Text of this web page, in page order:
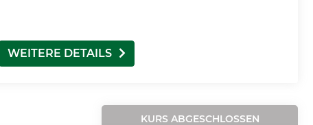
WEITERE DETAILS
KURS ABGESCHLOSSEN